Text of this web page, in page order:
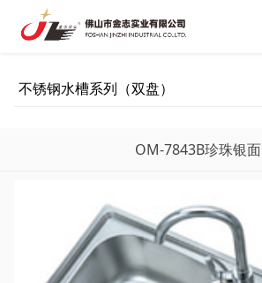
不锈钢水槽系列（双盘）
OM-7843B珍珠银面